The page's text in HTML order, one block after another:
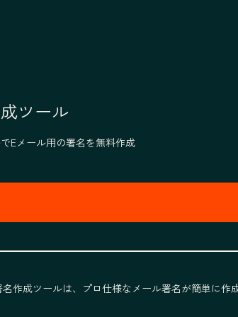
ツール
Eメール用の署名を無料作成
名作成ツールは、プロ仕様なメール署名が簡単に